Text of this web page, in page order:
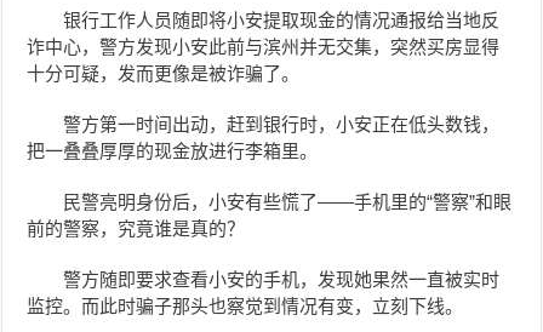
银行工作人员随即将小安提取现金的情况通报给当地反
诈中心，警方发现小安此前与滨州并无交集，突然买房显得
十分可疑，发而更像是被诈骗了。
警方第一时间出动，赶到银行时，小安正在低头数钱，
把一叠叠厚厚的现金放进行李箱里。
民警亮明身份后，小安有些慌了——手机里的“警察”和眼
前的警察，究竟谁是真的？
警方随即要求查看小安的手机，发现她果然一直被实时
监控。而此时骗子那头也察觉到情况有变，立刻下线。